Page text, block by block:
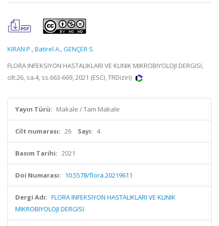
KIRAN P.,Batirel A.,GENÇER S.
FLORA INFEKSIYON HASTALIKLARI VE KLINIK MIKROBIYOLOJI DERGISI,
cilt.26, sa.4, ss.663-669, 2021 (ESCI, TRDizin)
Yayın Türü: Makale / Tam Makale
Cilt numarası: 26 Sayı: 4
Basım Tarihi: 2021
Doi Numarası: 10.5578/flora.20219611
Dergi Adı: FLORA INFEKSIYON HASTALIKLARI VE KLINIK
MIKROBIYOLOJI DERGISI